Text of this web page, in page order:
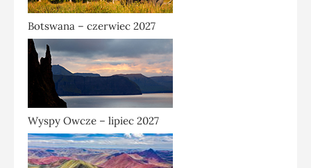
Botswana – czerwiec 2027
Wyspy Owcze – lipiec 2027